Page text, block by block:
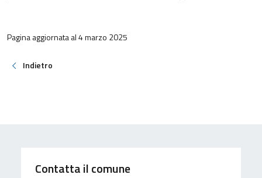
Pagina aggiornata al 4 marzo 2025
Indietro
Contatta il comune